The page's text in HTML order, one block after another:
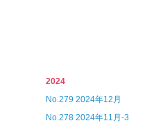
2024
No.279 2024年12月
No.278 2024年11月-3